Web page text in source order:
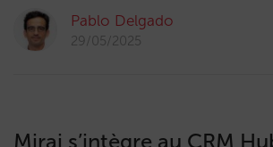
Pablo Delgado
29/05/2025
Mirai s’intègre au CRM